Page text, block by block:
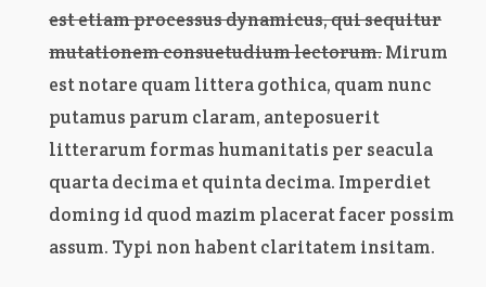
est etiam processus dynamicus, qui sequitur
mutationem consuetudium lectorum.Mirum
est notare quam littera gothica, quam nunc
putamus parum claram, anteposuerit
litterarum formas humanitatis per seacula
quarta decima et quinta decima. Imperdiet
doming id quod mazim placerat facer possim
assum. Typi non habent claritatem insitam.